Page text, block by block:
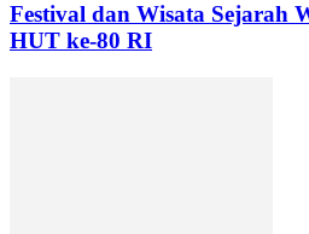
Festival dan Wisata Sejarah
HUT ke-80 RI